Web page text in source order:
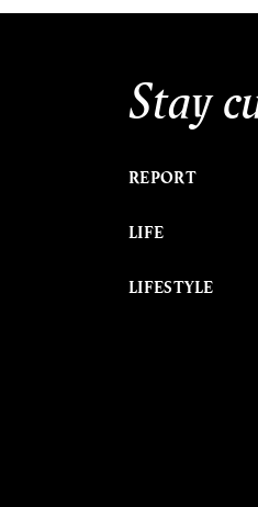
Stay
REPORT
LIFE
LIFESTYLE